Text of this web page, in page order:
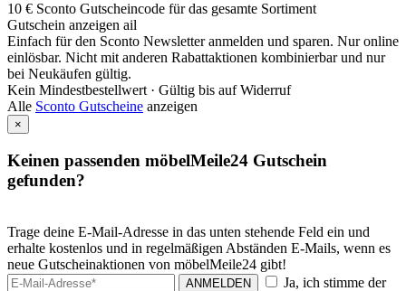
10 € Sconto Gutscheincode für das gesamte Sortiment
Gutschein anzeigen ail
Einfach für den Sconto Newsletter anmelden und sparen. Nur online
einlösbar. Nicht mit anderen Rabattaktionen kombinierbar und nur
bei Neukäufen gültig.
Kein Mindestbestellwert · Gültig bis auf Widerruf
Alle Sconto Gutscheine anzeigen
×
Keinen passenden möbelMeile24 Gutschein
gefunden?
Trage deine E-Mail-Adresse in das unten stehende Feld ein und
erhalte kostenlos und in regelmäßigen Abständen E-Mails, wenn es
neue Gutscheinaktionen von möbelMeile24 gibt!
ANMELDEN
Ja, ich stimme der